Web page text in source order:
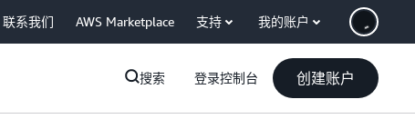
联系我们 AWS Marketplace 支持 我的账户
搜索 登录控制台 创建账户